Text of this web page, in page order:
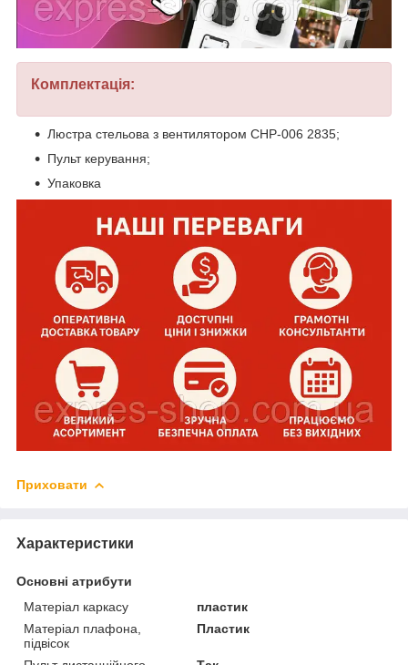
Комплектація:
Люстра стельова з вентилятором CHP-006 2835;
Пульт керування;
Упаковка
Приховати
Характеристики
Основні атрибути
Матеріал каркасу
пластик
Матеріал плафона,
підвісок
Пластик